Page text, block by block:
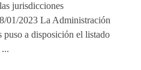
jurisdicciones
01/2023 La Administración
puso a disposición el listado